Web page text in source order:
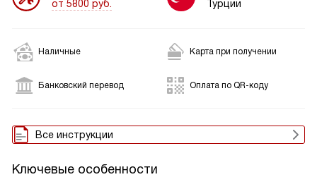
от 5800 руб.
Турции
Наличные Карта при получении
Банковский перевод Оплата по QR-коду
Все инструкции
Ключевые особенности